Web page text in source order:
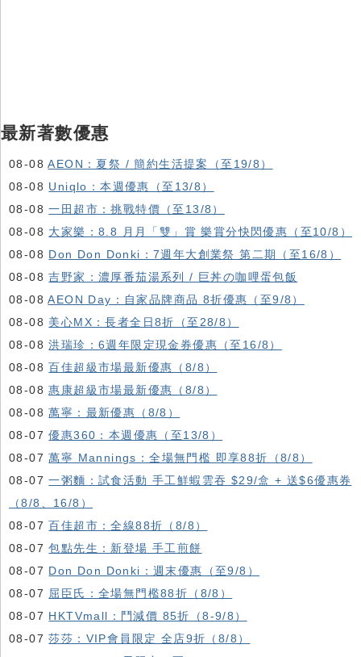
最新著數優惠
08-08AEON：夏祭 / 簡約生活提案（至19/8）
08-08 Uniqlo：本週優惠（至13/8）
08-08一田超市：挑戰特價（至13/8）
08-08 大家樂：8.8 月月「雙」賞 樂賞分快閃優惠（至10/8）
08-08 Don Don Donki：7週年大創業祭 第二期（至16/8）
08-08吉野家：濃厚番茄湯系列 / 巨丼の咖哩蛋包飯
08-08AEON Day：自家品牌商品 8折優惠（至9/8）
08-08 美心MX：長者全日8折（至28/8）
08-08洪瑞珍：6週年限定現金券優惠（至16/8）
08-08百佳超級市場最新優惠（8/8）
08-08惠康超級市場最新優惠（8/8）
08-08萬寧：最新優惠（8/8）
08-07優惠360：本週優惠（至13/8）
08-07萬寧 Mannings：全場無門檻 即享88折（8/8）
08-07一粥麵：試食活動 手工鮮蝦雲吞 $29/盒 + 送$6優惠券
（8/8、16/8）
08-07百佳超市：全線88折（8/8）
08-07包點先生：新登場 手工煎餅
08-07 Don Don Donki：週末優惠（至9/8）
08-07 屈臣氏：全場無門檻88折（8/8）
08-07 HKTVmall ：鬥減價 85折（8-9/8）
08-07莎莎：VIP會員限定 全店9折（8/8）